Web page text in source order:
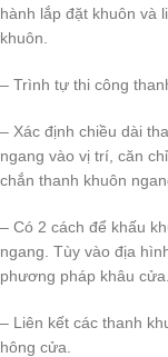
hành lắp đặt khuôn và
khuôn.
– Trình tự thi công
– Xác định chiều dài
ngang vào vị trí, căn
chắn thanh khuôn
– Có 2 cách để khấu
ngang. Tùy vào địa
phương pháp khâu cửa.
– Liên kết các thanh
hông cửa.